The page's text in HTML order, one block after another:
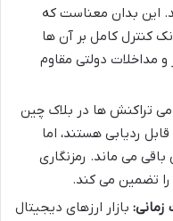
این بدان معناست که
کنترل کامل بر آن ها
و مداخلات دولتی مقاوم
تراکنش ها در بلاک چین
ردیابی هستند، اما
می ماند. رمزنگاری
را تضمین می کند.
بازار ارزهای دیجیتال